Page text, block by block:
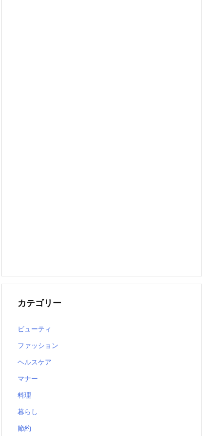
カテゴリー
ビューティ
ファッション
ヘルスケア
マナー
料理
暮らし
節約